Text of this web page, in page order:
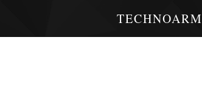
TECHNOARM